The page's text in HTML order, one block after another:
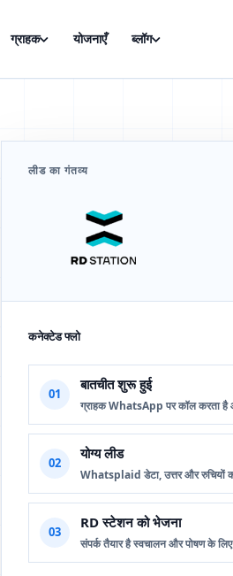
ग्राहक योजनाएँ ब्लॉग
लीड का गंतव्य
कनेक्टेड फ्लो
01
बातचीत शुरू हुई
ग्राहक WhatsApp पर कॉल करता है
02
योग्य लीड
Whatsplaid डेटा, उत्तर और रुचियों
03
RD स्टेशन को भेजना
संपर्क तैयार है स्वचालन और पोषण के